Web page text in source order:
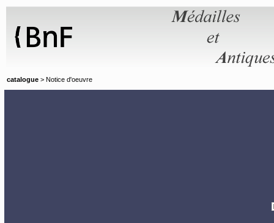
catalogue > Notice d'oeuvre